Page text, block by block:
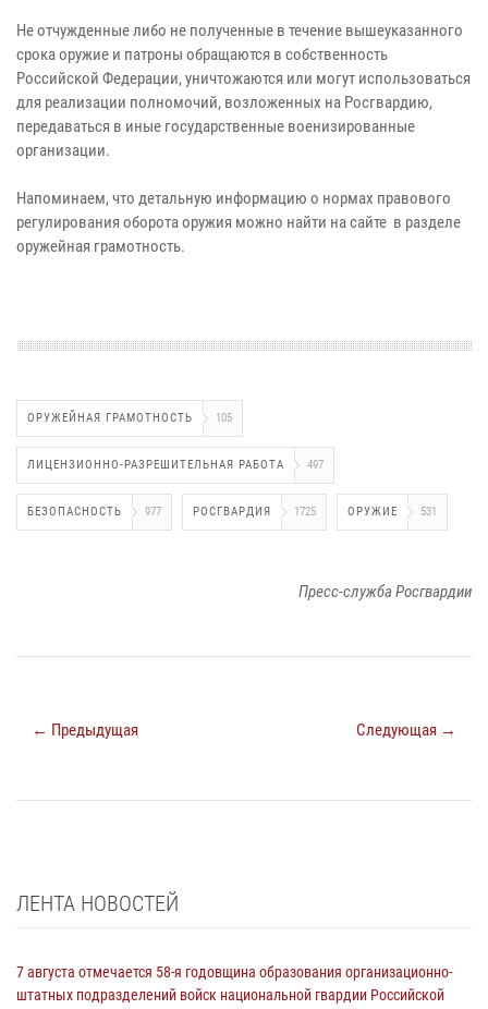
Не отчужденные либо не полученные в течение вышеуказанного
срока оружие и патроны обращаются в собственность
Российской Федерации, уничтожаются или могут использоваться
для реализации полномочий, возложенных на Росгвардию,
передаваться в иные государственные военизированные
организации.
Напоминаем, что детальную информацию о нормах правового
регулирования оборота оружия можно найти на сайте в разделе
оружейная грамотность.
ОРУЖЕЙНАЯ ГРАМОТНОСТЬ 105
ЛИЦЕНЗИОННО-РАЗРЕШИТЕЛЬНАЯ РАБОТА 497
БЕЗОПАСНОСТЬ 977 РОСГВАРДИЯ 1725 ОРУЖИЕ 531
Пресс-служба Росгвардии
← Предыдущая Следующая →
ЛЕНТА НОВОСТЕЙ
7 августа отмечается 58-я годовщина образования организационно-
штатных подразделений войск национальной гвардии Российской